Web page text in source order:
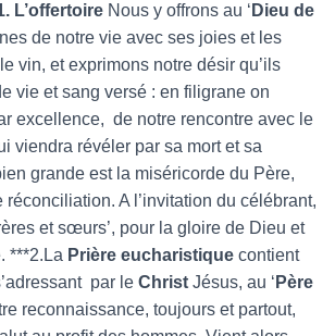
L’offertoire Nous y offrons au ‘ Dieu de
de notre vie avec ses joies et les
vin, et exprimons notre désir qu’ils
vie et sang versé : en filigrane on
excellence, de notre rencontre avec le
viendra révéler par sa mort et sa
grande est la miséricorde du Père,
réconciliation. A l’invitation du célébrant,
et sœurs’, pour la gloire de Dieu et
***2.La Prière eucharistique contient
par le Christ Jésus, au ‘ Père
reconnaissance, toujours et partout,